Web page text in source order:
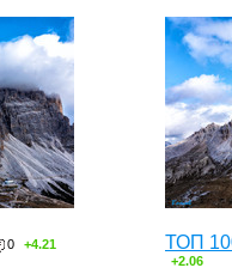
0 +4.21 ТОП
+2.06